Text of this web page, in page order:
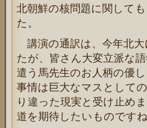
北朝鮮の核問題に関して
た。
講演の通訳は、今年北
たが、皆さん大変立派な
遣う馬先生のお人柄の優
事情は巨大なマスとして
り違った現実と受け止め
道を期待したいものですね